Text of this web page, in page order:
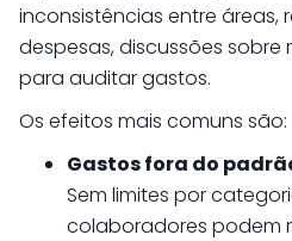
inconsistências entre áreas,
despesas, discussões
para auditar gastos.
Os efeitos mais comuns são:
Gastos fora do
Sem limites por
colaboradores podem